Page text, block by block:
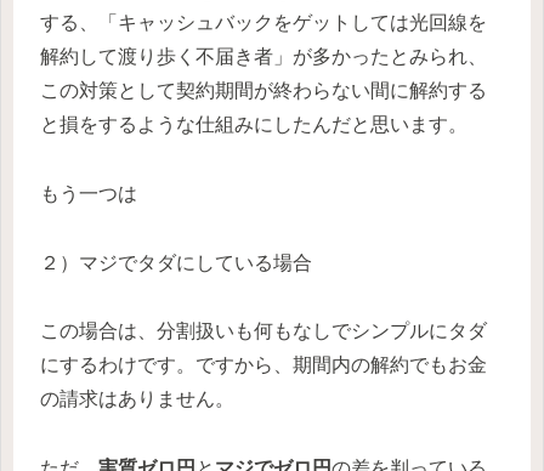
する、「キャッシュバックをゲットしては光回線を
解約して渡り歩く不届き者」が多かったとみられ、
この対策として契約期間が終わらない間に解約する
と損をするような仕組みにしたんだと思います。
もう一つは
２）マジでタダにしている場合
この場合は、分割扱いも何もなしでシンプルにタダ
にするわけです。ですから、期間内の解約でもお金
の請求はありません。